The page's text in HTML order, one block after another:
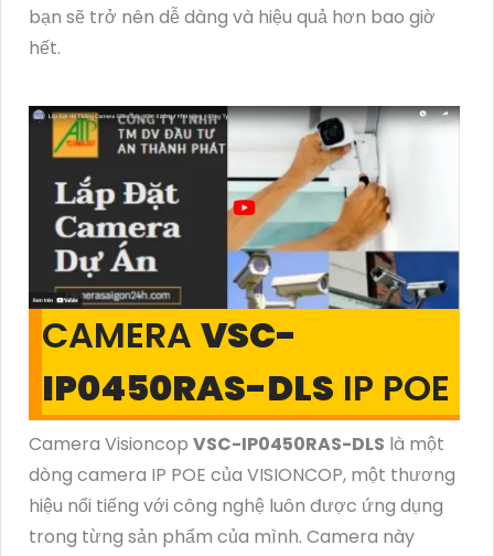
bạn sẽ trở nên dễ dàng và hiệu quả hơn bao giờ
hết.
CAMERA VSC-
IP0450RAS-DLS IP POE
Camera Visioncop VSC-IP0450RAS-DLS là một
dòng camera IP POE của VISIONCOP, một thương
hiệu nổi tiếng với công nghệ luôn được ứng dụng
trong từng sản phẩm của mình. Camera này